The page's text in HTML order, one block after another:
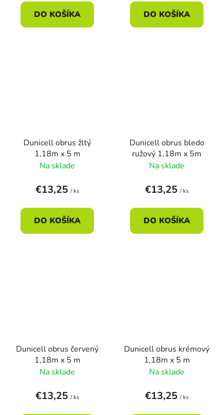
DO KOŠÍKA DO KOŠÍKA
Dunicell obrus žltý
1,18m x 5 m
Na sklade
€13,25 / ks
DO KOŠÍKA
Dunicell obrus bledo
ružový 1,18m x 5m
Na sklade
€13,25 / ks
DO KOŠÍKA
Dunicell obrus červený
1,18m x 5 m
Na sklade
€13,25 / ks
Dunicell obrus krémový
1,18m x 5 m
Na sklade
€13,25 / ks